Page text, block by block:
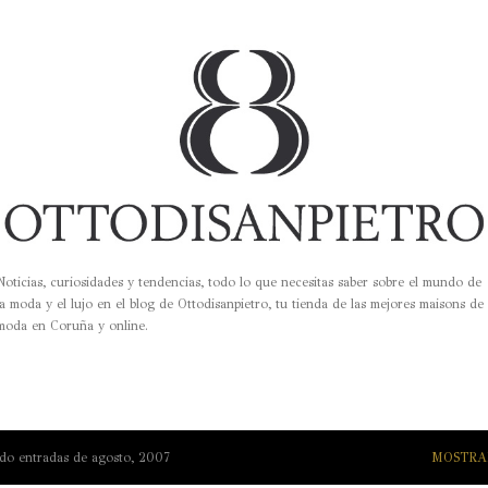
curiosidades y tendencias, todo lo que necesitas saber sobre el mundo de
moda y el lujo en el blog de Ottodisanpietro, tu tienda de las mejores maisons de
en Coruña y online.
entradas de agosto, 2007